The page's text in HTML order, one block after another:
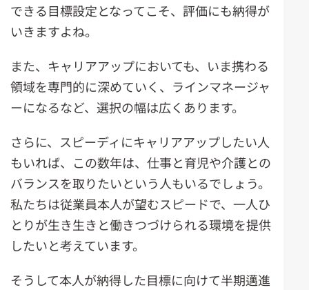
できる目標設定となってこそ、評価にも納得が
いきますよね。
また、キャリアアップにおいても、いま携わる
領域を専門的に深めていく、ラインマネージャ
ーになるなど、選択の幅は広くあります。
さらに、スピーディにキャリアアップしたい人
もいれば、この数年は、仕事と育児や介護との
バランスを取りたいという人もいるでしょう。
私たちは従業員本人が望むスピードで、一人ひ
とりが生き生きと働きつづけられる環境を提供
したいと考えています。
そうして本人が納得した目標に向けて半期邁進